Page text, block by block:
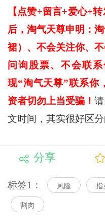
【点赞+留言+爱心+
后，淘气天尊申明：
裙）、不会关注你、
问询股票、不会联
现“淘气天尊”联系你
资者切勿上当受骗！
文时间，其实很好区分
分享
标签1： 风险 指
割肉